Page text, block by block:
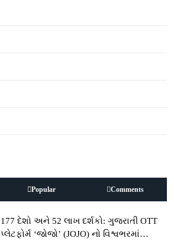
Popular Comments
177 દેશો અને 52 લાખ દર્શકો: ગુજરાતી OTT
પ્લેટફોર્મ ‘જોજો’ (JOJO) નો વિશ્વભરમાં